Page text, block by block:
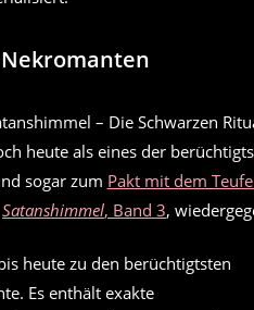
heute als eines der
sogar zum Pakt mit dem
Satanshimmel, Band 3,
heute zu den berüchtigtsten
Es enthält exakte